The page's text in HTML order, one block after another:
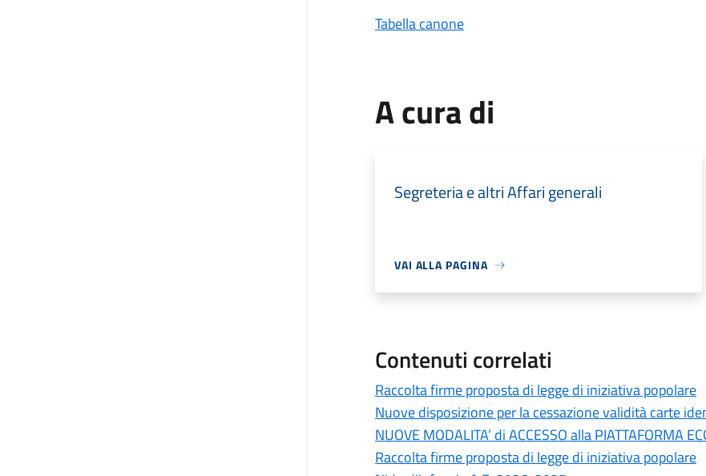
Tabella canone
A cura di
Segreteria e altri Affari generali
VAI ALLA PAGINA
Contenuti correlati
Raccolta firme proposta di legge di iniziativa popolare
Nuove disposizione per la cessazione validità carte
NUOVE MODALITA’ di ACCESSO alla PIATTAFORMA
Raccolta firme proposta di legge di iniziativa popolare